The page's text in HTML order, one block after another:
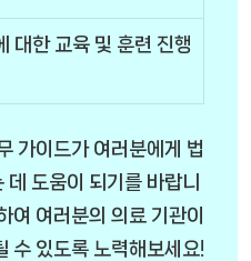
대한 교육 및 훈련 진행
가이드가 여러분에게 법
도움이 되기를 바랍니
여 여러분의 의료 기관이
수 있도록 노력해보세요!